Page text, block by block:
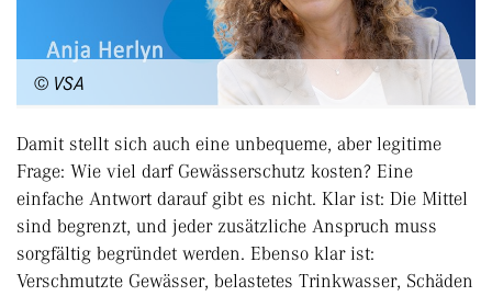
© VSA
Damit stellt sich auch eine unbequeme, aber legitime
Frage: Wie viel darf Gewässerschutz kosten? Eine
einfache Antwort darauf gibt es nicht. Klar ist: Die Mittel
sind begrenzt, und jeder zusätzliche Anspruch muss
sorgfältig begründet werden. Ebenso klar ist:
Verschmutzte Gewässer, belastetes Trinkwasser, Schäden